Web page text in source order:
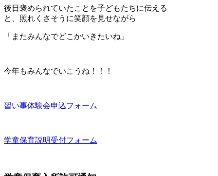
後日褒められていたことを子どもたちに伝える
と、照れくさそうに笑顔を見せながら
「またみんなでどこかいきたいね」
今年もみんなでいこうね！！！
習い事体験会申込フォーム
学童保育説明受付フォーム